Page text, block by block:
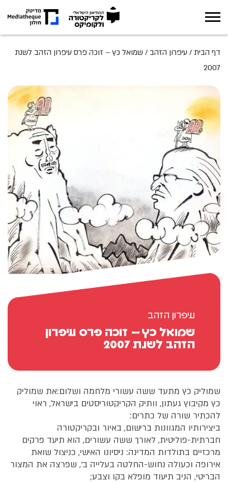
אודות
מה קורה במוזיאון
חינוך
ארכיון
מגזין
צור קשר
דף הבית / עיפרון הזהב / שמואל כץ – זוכה פרס עיפרון הזהב לשנת
2007
עיפרון הזהב
שמואל כץ – זוכה פרס עיפרון
הזהב לשנת 2007
שמוליק כץ מתעד ששה עשורי מלחמה ושלום:את שמוליק
כץ מקיבוץ געתון, וותיק הקריקטוריסטים בישראל, ראוי
להכתיר שורה של כתרים:
ביצירותיו המגוונות ברישום, באיור ובקריקטורה
חברתית-פוליטית, לאורך ששה עשורים, הוא תיעד פרקים
מרכזיים בתולדות המדינה: ניסיונו האישי, כניצול שואת
אירופה וכעולה נחוש-החלטה בעלייה ב', שפרצה את המצור
הבריטי, הניב תיעוד מופלא בקו וצבע;